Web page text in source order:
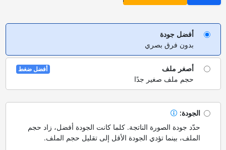
أفضل جودة
بدون فرق بصري
أصغر ملف
حجم ملف صغير جدًا
أفضل ضغط
الجودة:
حدّد جودة الصورة الناتجة. كلما كانت الجودة أفضل، زاد حجم
الملف، بينما تؤدي الجودة الأقل إلى تقليل حجم الملف.